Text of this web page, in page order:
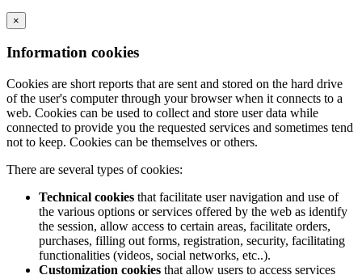
×
Information cookies
Cookies are short reports that are sent and stored on the hard drive
of the user's computer through your browser when it connects to a
web. Cookies can be used to collect and store user data while
connected to provide you the requested services and sometimes tend
not to keep. Cookies can be themselves or others.
There are several types of cookies:
Technical cookies that facilitate user navigation and use of
the various options or services offered by the web as identify
the session, allow access to certain areas, facilitate orders,
purchases, filling out forms, registration, security, facilitating
functionalities (videos, social networks, etc..).
Customization cookies that allow users to access services